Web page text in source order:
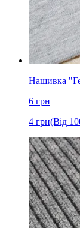
Нашивка
6 грн
4 грн(Від